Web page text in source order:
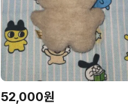
52,000원